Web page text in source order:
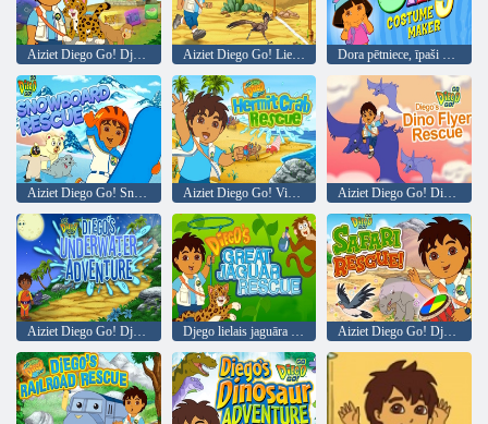
Aiziet Diego Go! Lielā Roadrunner Race
Aiziet Diego Go! Snovborda glābšana Aiziet Diego Go! Vientuļnieku krabju glābšana Aiziet Diego Go! Diego Dino Flyer glābšana
Aiziet Diego Go! Djego zemūdens piedzīvojums Djego lielais jaguāra glābšanas līdzeklis Aiziet Diego Go! Djego safari glābšana